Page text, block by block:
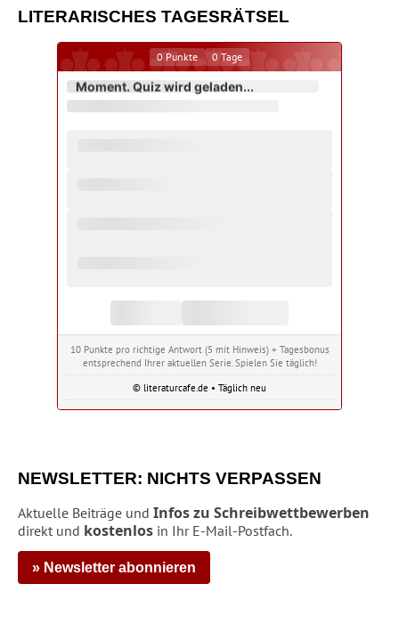
LITERARISCHES TAGESRÄTSEL
0 Punkte 0 Tage
Moment. Quiz wird geladen...
10 Punkte pro richtige Antwort (5 mit Hinweis) + Tagesbonus
entsprechend Ihrer aktuellen Serie. Spielen Sie täglich!
© literaturcafe.de • Täglich neu
NEWSLETTER: NICHTS VERPASSEN
Aktuelle Beiträge und Infos zu Schreibwettbewerben
direkt und kostenlos in Ihr E-Mail-Postfach.
» Newsletter abonnieren